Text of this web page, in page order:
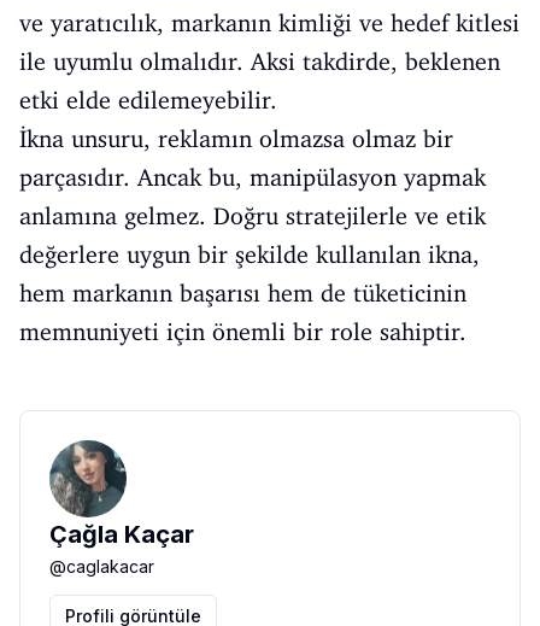
ve yaratıcılık, markanın kimliği ve hedef kitlesi
ile uyumlu olmalıdır. Aksi takdirde, beklenen
etki elde edilemeyebilir.
İkna unsuru, reklamın olmazsa olmaz bir
parçasıdır. Ancak bu, manipülasyon yapmak
anlamına gelmez. Doğru stratejilerle ve etik
değerlere uygun bir şekilde kullanılan ikna,
hem markanın başarısı hem de tüketicinin
memnuniyeti için önemli bir role sahiptir.
Çağla Kaçar
@caglakacar
Profili görüntüle